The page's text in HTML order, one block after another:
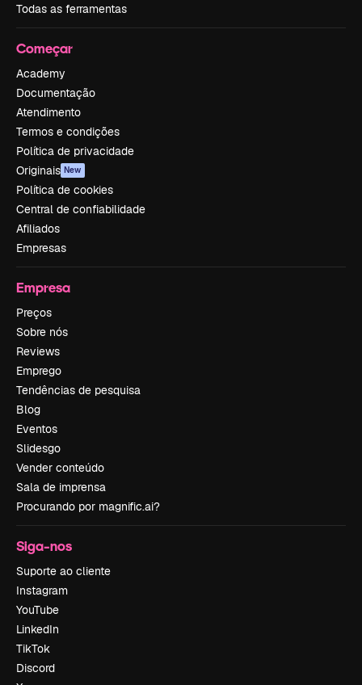
Todas as ferramentas
Começar
Academy
Documentação
Atendimento
Termos e condições
Política de privacidade
Originais New
Política de cookies
Central de confiabilidade
Afiliados
Empresas
Empresa
Preços
Sobre nós
Reviews
Emprego
Tendências de pesquisa
Blog
Eventos
Slidesgo
Vender conteúdo
Sala de imprensa
Procurando por magnific.ai?
Siga-nos
Suporte ao cliente
Instagram
YouTube
LinkedIn
TikTok
Discord